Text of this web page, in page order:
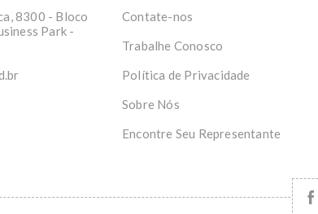
8300 - Bloco
Park -
Contate-nos
Trabalhe Conosco
Política de Privacidade
Sobre Nós
Encontre Seu Representante